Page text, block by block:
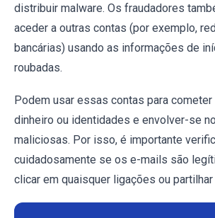
distribuir malware. Os fraudadores
aceder a outras contas (por exemplo,
bancárias) usando as informações de
roubadas.
Podem usar essas contas para cometer
dinheiro ou identidades e envolver-se
maliciosas. Por isso, é importante
cuidadosamente se os e-mails são
clicar em quaisquer ligações ou